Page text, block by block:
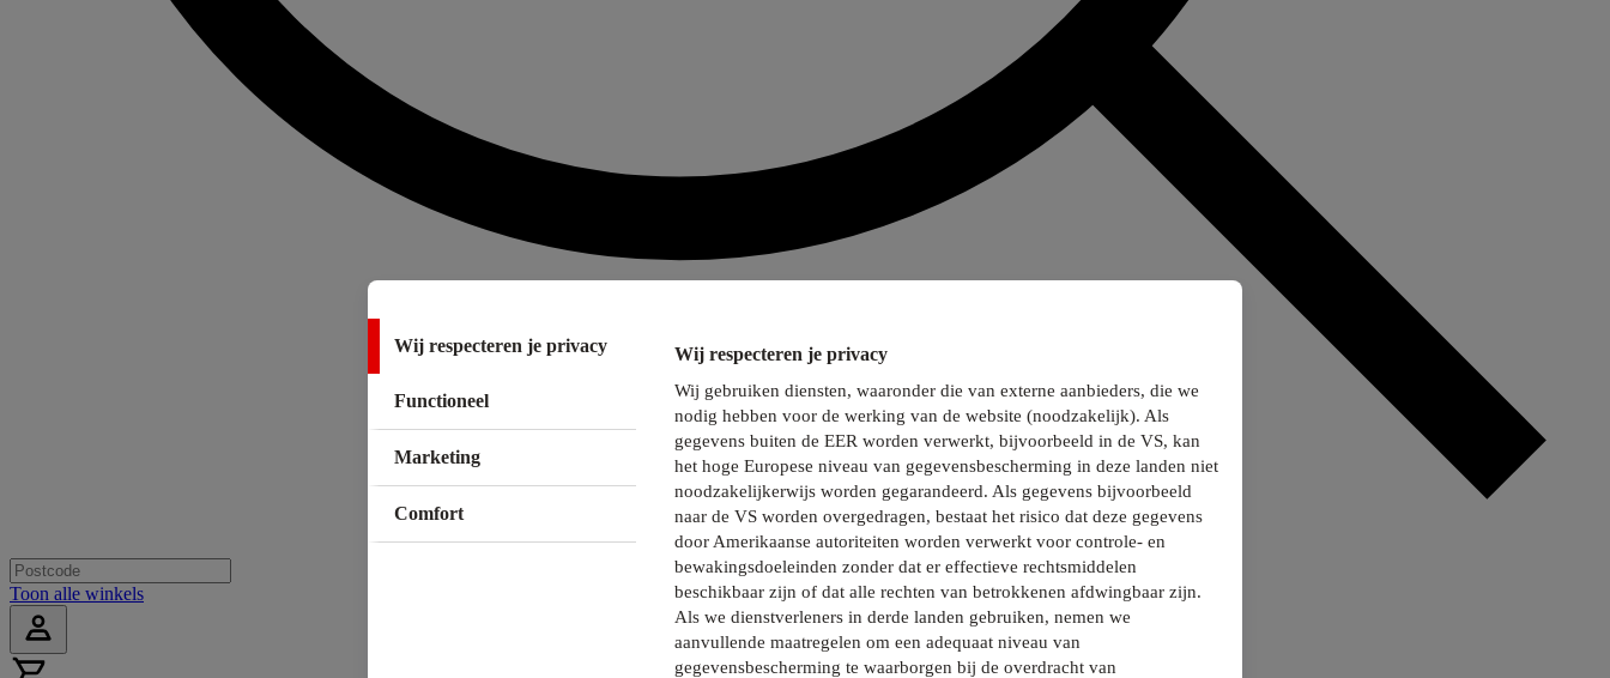
Toon alle winkels
Wij respecteren je privacy
Functioneel
Marketing
Comfort
Wij respecteren je privacy
Wij gebruiken diensten, waaronder die van externe aanbieders, die we
nodig hebben voor de werking van de website (noodzakelijk). Als
gegevens buiten de EER worden verwerkt, bijvoorbeeld in de VS, kan
het hoge Europese niveau van gegevensbescherming in deze landen niet
noodzakelijkerwijs worden gegarandeerd. Als gegevens bijvoorbeeld
naar de VS worden overgedragen, bestaat het risico dat deze gegevens
door Amerikaanse autoriteiten worden verwerkt voor controle- en
bewakingsdoeleinden zonder dat er effectieve rechtsmiddelen
beschikbaar zijn of dat alle rechten van betrokkenen afdwingbaar zijn.
Als we dienstverleners in derde landen gebruiken, nemen we
aanvullende maatregelen om een adequaat niveau van
gegevensbescherming te waarborgen bij de overdracht van